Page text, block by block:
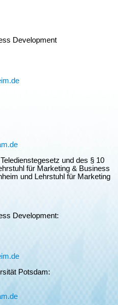
Development
und des § 10
für Marketing & Business
und Lehrstuhl für Marketing
Development:
Potsdam: